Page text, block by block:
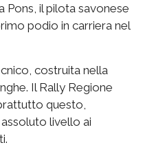
Pons, il pilota savonese
podio in carriera nel
costruita nella
Il Rally Regione
questo,
livello ai